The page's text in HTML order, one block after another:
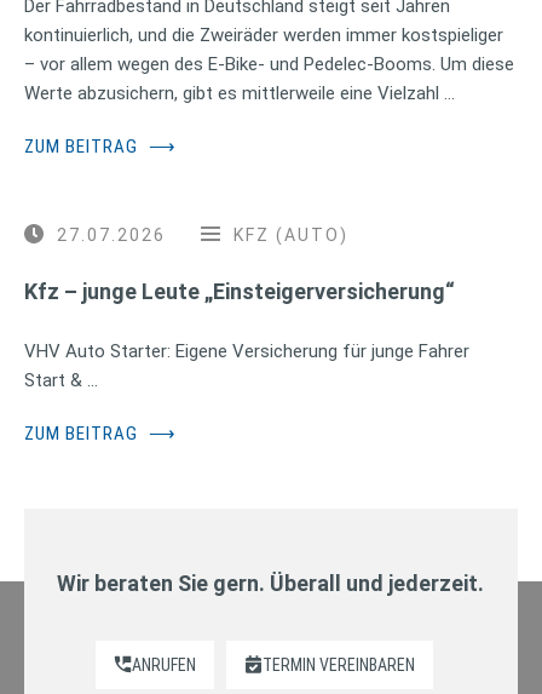
Der Fahrradbestand in Deutschland steigt seit Jahren
kontinuierlich, und die Zweiräder werden immer kostspieliger
– vor allem wegen des E-Bike- und Pedelec-Booms. Um diese
Werte abzusichern, gibt es mittlerweile eine Vielzahl …
ZUM BEITRAG ⟶
27.07.2026 KFZ (AUTO)
Kfz – junge Leute „Einsteigerversicherung“
VHV Auto Starter: Eigene Versicherung für junge Fahrer
Start & …
ZUM BEITRAG ⟶
Wir beraten Sie gern. Überall und jederzeit.
ANRUFEN TERMIN VEREINBAREN